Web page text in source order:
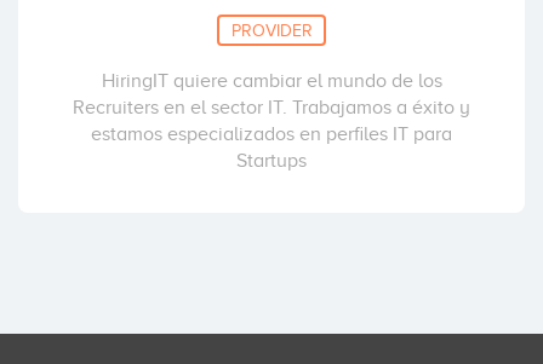
PROVIDER
HiringIT quiere cambiar el mundo de los
Recruiters en el sector IT. Trabajamos a éxito y
estamos especializados en perfiles IT para
Startups